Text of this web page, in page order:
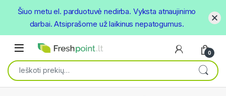
Open
0
Ieškoti:
Šiuo metu el. parduotuvė nedirba. Vyksta atnaujinimo
darbai. Atsiprašome už laikinus nepatogumus.